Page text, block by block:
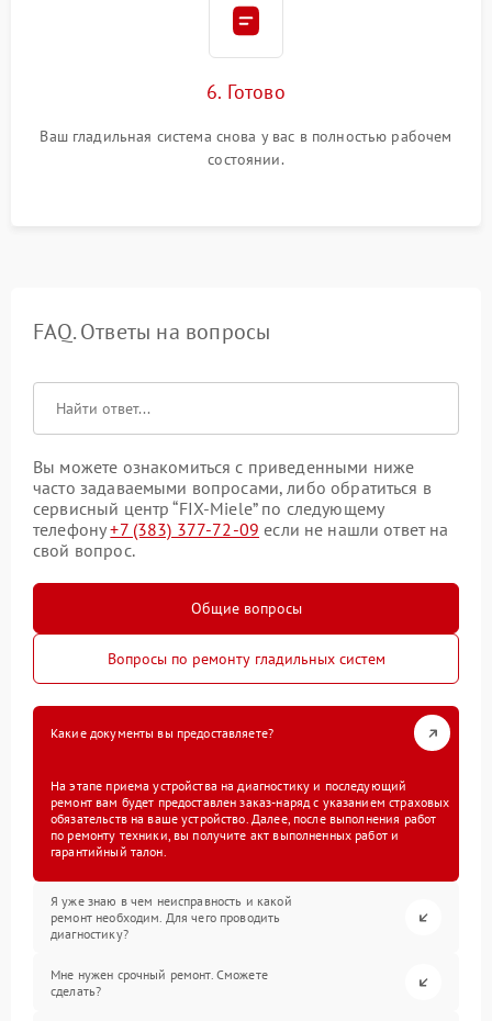
6. Готово
Ваш гладильная система снова у вас в полностью рабочем
состоянии.
FAQ. Ответы на вопросы
Вы можете ознакомиться с приведенными ниже
часто задаваемыми вопросами, либо обратиться в
сервисный центр “FIX-Miele” по следующему
телефону+7 (383) 377-72-09 если не нашли ответ на
свой вопрос.
Общие вопросы
Вопросы по ремонту гладильных систем
Какие документы вы предоставляете?
На этапе приема устройства на диагностику и последующий
ремонт вам будет предоставлен заказ-наряд с указанием страховых
обязательств на ваше устройство. Далее, после выполнения работ
по ремонту техники, вы получите акт выполненных работ и
гарантийный талон.
Я уже знаю в чем неисправность и какой
ремонт необходим. Для чего проводить
диагностику?
Мне нужен срочный ремонт. Сможете
сделать?